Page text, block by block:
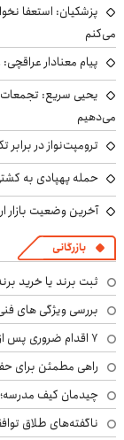
پزشکیان: استعفا
می‌کنم
پیام معنادار
یحیی سریع: تجمعات
می‌دهیم
ترومپت‌نواز در
حمله پهپادی به
آخرین وضعیت بازار ارز؛
بازرگانی
ثبت برند یا خرید
بررسی ویژگی های
۷ اقدام ضروری پس از تشکیل پرونده مواد مخدر؛ راهنمای خانواده‌ها
راهی مطمئن برای
چیدمان کیف
ناگفته‌های طلاق